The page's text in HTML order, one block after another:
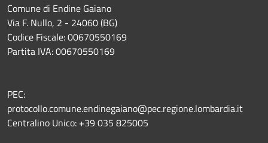
Comune di Endine Gaiano
Via F. Nullo, 2 - 24060 (BG)
Codice Fiscale: 00670550169
Partita IVA: 00670550169
PEC:
protocollo.comune.endinegaiano@pec.regione.lombardia.it
Centralino Unico: +39 035 825005